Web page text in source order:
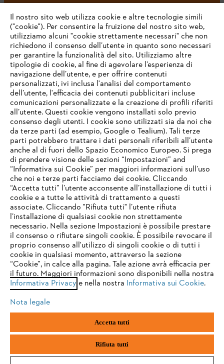
#STIHL
L’azienda
STIHL FAQ
Service
Termini e condizioni generali Privacy policy
Note legali Cookies Informazioni legali
Andreas STIHL S.p.A. - Viale delle Industrie, 15
20040 Cambiago (MI)
Email:info@stihl.it
PEC:amministrazione@stihl-pec.it
Numero di partita IVA: 09883420151.
Società a socio unico, soggetta a direzione e coordinamento di Andreas
IHR BROWSER WIRD NICHT
UNTERSTÜTZT
Sie nutzen einen Browser, den wir noch nicht unterstützen. Für
eine optimale Nutzung unserer Seite empfehlen wir Ihnen, zu
einem der folgenden Browser zu wechseln:
firefox chrome
safari edge
Il nostro sito web utilizza cookie e altre tecnologie simili
("cookie"). Per consentire la fruizione del nostro sito web,
utilizziamo alcuni "cookie strettamente necessari" che non
richiedono il consenso dell’utente in quanto sono necessari
per garantire la funzionalità del sito. Utilizziamo altre
tipologie di cookie, al fine di agevolare l’esperienza di
navigazione dell’utente, e per offrire contenuti
personalizzati, ivi inclusa l'analisi del comportamento
dell’utente, l'efficacia dei contenuti pubblicitari incluse
comunicazioni personalizzate e la creazione di profili riferiti
all’utente. Questi cookie vengono installati solo previo
consenso degli utenti. I cookie sono utilizzati sia da noi che
da terze parti (ad esempio, Google o Tealium). Tali terze
parti potrebbero trattare i dati personali riferibili all’utente
anche al di fuori dello Spazio Economico Europeo. Si prega
di prendere visione delle sezioni “Impostazioni” and
“Informativa sui Cookie” per maggiori informazioni sull’uso
che noi e terze parti facciamo dei cookie. Cliccando
“Accetta tutti” l’utente acconsente all’installazione di tutti i
cookie e a tutte le attività di trattamento a questi
associate. Cliccando "Rifiuta tutti" l’utente rifiuta
l’installazione di qualsiasi cookie non strettamente
necessario. Nella sezione Impostazioni è possibile prestare
il consenso o rifiutare singoli cookie. È possibile revocare il
proprio consenso all'utilizzo di singoli cookie o di tutti i
cookie in qualsiasi momento, attraverso la sezione
“Cookie”, in calce alla pagina. Tale azione avrà efficacia per
il futuro. Maggiori informazioni sono disponibili nella nostra
Informativa Privacy e nella nostra Informativa sui Cookie.
Nota legale
Accetta tutti
Rifiuta tutti